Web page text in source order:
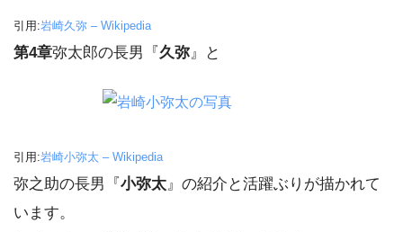
引用:岩崎久弥 – Wikipedia
第4章弥太郎の長男『久弥』と
引用:岩崎小弥太 – Wikipedia
弥之助の長男『小弥太』の紹介と活躍ぶりが描かれて
います。